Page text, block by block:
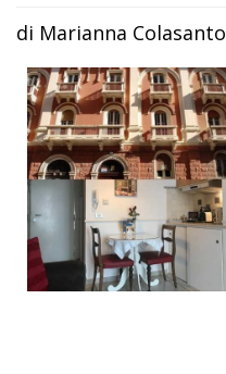
di Marianna Colasanto